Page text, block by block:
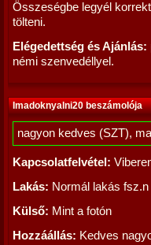
Összeségbe legyél
tölteni.
Elégedettség és Ajánlás:
némi szenvedéllyel.
Imadoknyalni20 beszámolója
nagyon kedves (SZT),
Kapcsolatfelvétel:
Lakás: Normál lakás
Külső: Mint a fotón
Hozzáállás: Kedves